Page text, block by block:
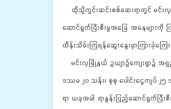
ထိုသို့ကွင်းဆင်းစစ်ဆေးရာတွင် မင်းလှမြို့
ဆောင်ရွက်ပြီးစီးမှုအခြေ အနေများ
ထိန်းသိမ်းကြရန်ဆွေးနွေးမှာကြားခဲ့ကြ
မင်းလှမြို့နယ် ဥယျာဉ်ကျေးရွာ၌ အ
ဒဿမ ၂၀ သန်း၊ စုစု ပေါင်းငွေကျပ်
ရာ ယခုအခါ ရာနှုန်း‌ပြည့်ဆောင်ရွက်ပြီး